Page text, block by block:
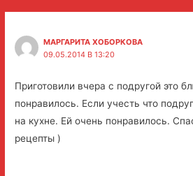
МАРГАРИТА ХОБОРКОВА
09.05.2014 В 13:20
Приготовили вчера с подругой это
понравилось. Если учесть что
на кухне. Ей очень понравилось.
рецепты )